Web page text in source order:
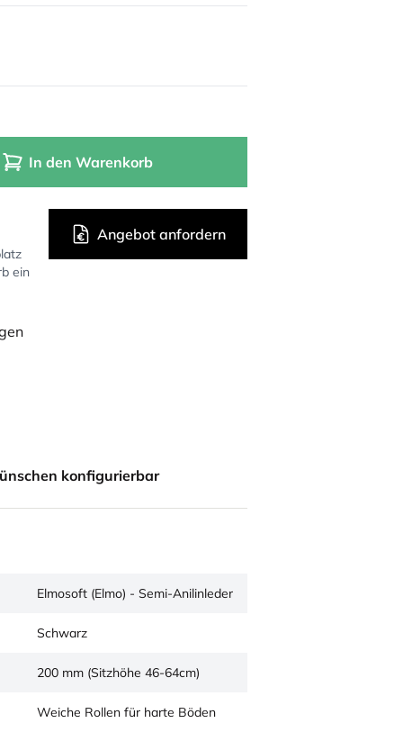
In den Warenkorb
ein
Angebot anfordern
konfigurierbar
Elmosoft (Elmo) - Semi-Anilinleder
Schwarz
200 mm (Sitzhöhe 46-64cm)
Weiche Rollen für harte Böden